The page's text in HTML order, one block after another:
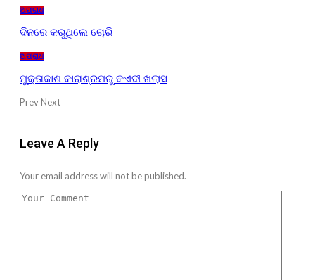
ଅପରାଧ
ଦିନରେ କରୁଥିଲେ ଚୋରି
ଅପରାଧ
ମୁକ୍ତାକାଶ କାରାଶ୍ରମରୁ କଏଦୀ ଖଲାସ
PrevNext
Leave A Reply
Your email address will not be published.